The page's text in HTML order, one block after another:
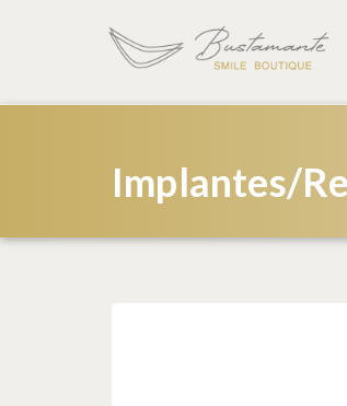
Implantes/